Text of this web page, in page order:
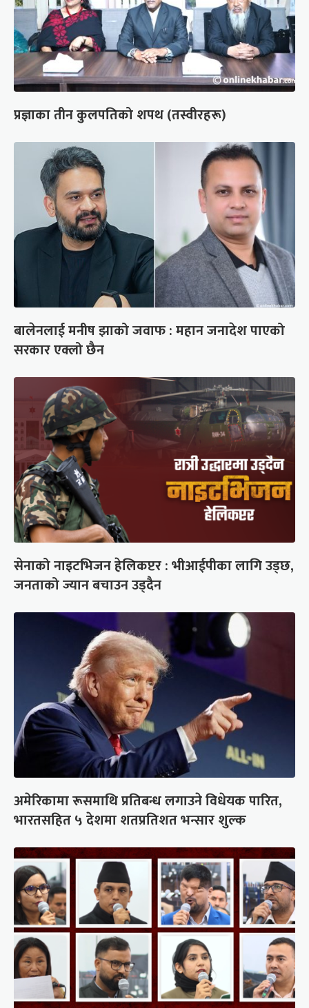
प्रज्ञाका तीन कुलपतिको शपथ (तस्वीरहरू)
बालेनलाई मनीष झाको जवाफ : महान जनादेश पाएको
सरकार एक्लो छैन
सेनाको नाइटभिजन हेलिकप्टर : भीआईपीका लागि उड्छ,
जनताको ज्यान बचाउन उड्दैन
अमेरिकामा रूसमाथि प्रतिबन्ध लगाउने विधेयक पारित,
भारतसहित ५ देशमा शतप्रतिशत भन्सार शुल्क